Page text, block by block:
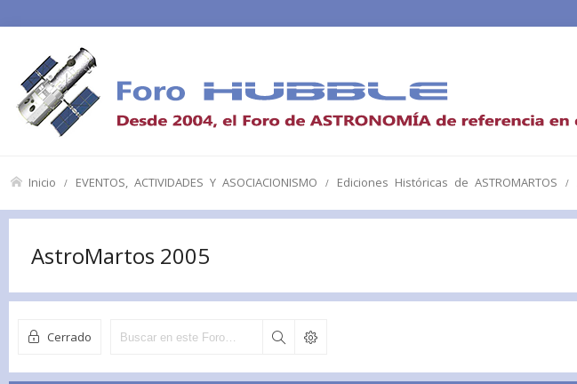
Inicio EVENTOS, ACTIVIDADES Y ASOCIACIONISMO Ediciones Históricas de ASTROMARTOS
AstroMartos 2005
Cerrado